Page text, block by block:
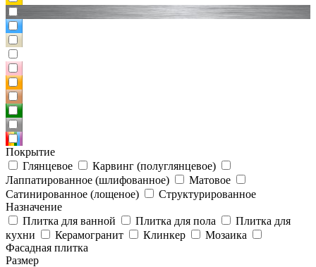
Покрытие
Глянцевое
Карвинг (полуглянцевое)
Лаппатированное (шлифованное)
Матовое
Сатинированное (лощеное)
Структурированное
Назначение
Плитка для ванной
Плитка для пола
Плитка для
кухни
Керамогранит Клинкер
Мозаика
Фасадная плитка
Размер